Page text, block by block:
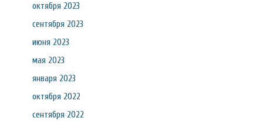
октября 2023
сентября 2023
июня 2023
мая 2023
января 2023
октября 2022
сентября 2022